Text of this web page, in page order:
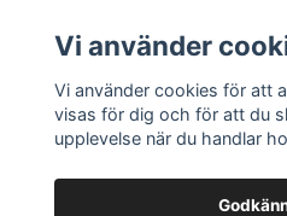
Sociala medier
Vi använder
Vi använder cookies för att
visas för dig och för att du
upplevelse när du handlar